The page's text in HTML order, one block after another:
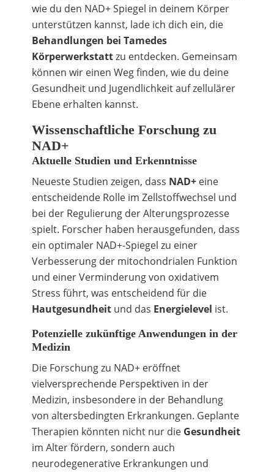
wie du den NAD+ Spiegel in deinem Körper
unterstützen kannst, lade ich dich ein, die
Behandlungen bei Tamedes
Körperwerkstattzu entdecken. Gemeinsam
können wir einen Weg finden, wie du deine
Gesundheit und Jugendlichkeit auf zellulärer
Ebene erhalten kannst.
Wissenschaftliche Forschung zu
NAD+
Aktuelle Studien und Erkenntnisse
Neueste Studien zeigen, dass NAD+eine
entscheidende Rolle im Zellstoffwechsel und
bei der Regulierung der Alterungsprozesse
spielt. Forscher haben herausgefunden, dass
ein optimaler NAD+-Spiegel zu einer
Verbesserung der mitochondrialen Funktion
und einer Verminderung von oxidativem
Stress führt, was entscheidend für die
Hautgesundheitund das Energielevel ist.
Potenzielle zukünftige Anwendungen in der
Medizin
Die Forschung zu NAD+ eröffnet
vielversprechende Perspektiven in der
Medizin, insbesondere in der Behandlung
von altersbedingten Erkrankungen. Geplante
Therapien könnten nicht nur die Gesundheit
im Alter fördern, sondern auch
neurodegenerative Erkrankungen und